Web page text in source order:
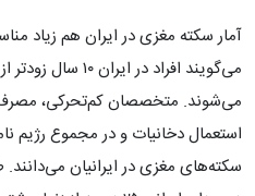
آمار سکته مغزی در ایران هم زیاد
می‌گویند افراد در
می‌شوند. متخصصان کم‌تحرکی، مصرف
استعمال دخانیات و در مجموع رژیم
سکته‌های مغزی در ایرانیان